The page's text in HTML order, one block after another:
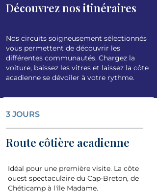
Découvrez nos itinéraires
Nos circuits soigneusement sélectionnés
vous permettent de découvrir les
différentes communautés. Chargez la
voiture, baissez les vitres et laissez la côte
acadienne se dévoiler à votre rythme.
3 JOURS
Route côtière acadienne
Idéal pour une première visite. La côte
ouest spectaculaire du Cap-Breton, de
Chéticamp à l'île Madame.